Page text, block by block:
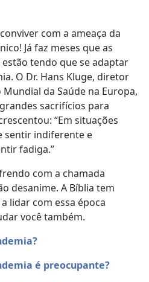
com a ameaça da
Já faz meses que as
tendo que se adaptar
O Dr. Hans Kluge, diretor
da Saúde na Europa,
sacrifícios para
“Em situações
sentir indiferente e
fadiga.”
com a chamada
desanime. A Bíblia tem
lidar com essa época
você também.
é preocupante?